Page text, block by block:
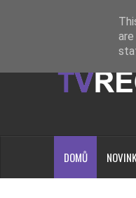
DOMŮ